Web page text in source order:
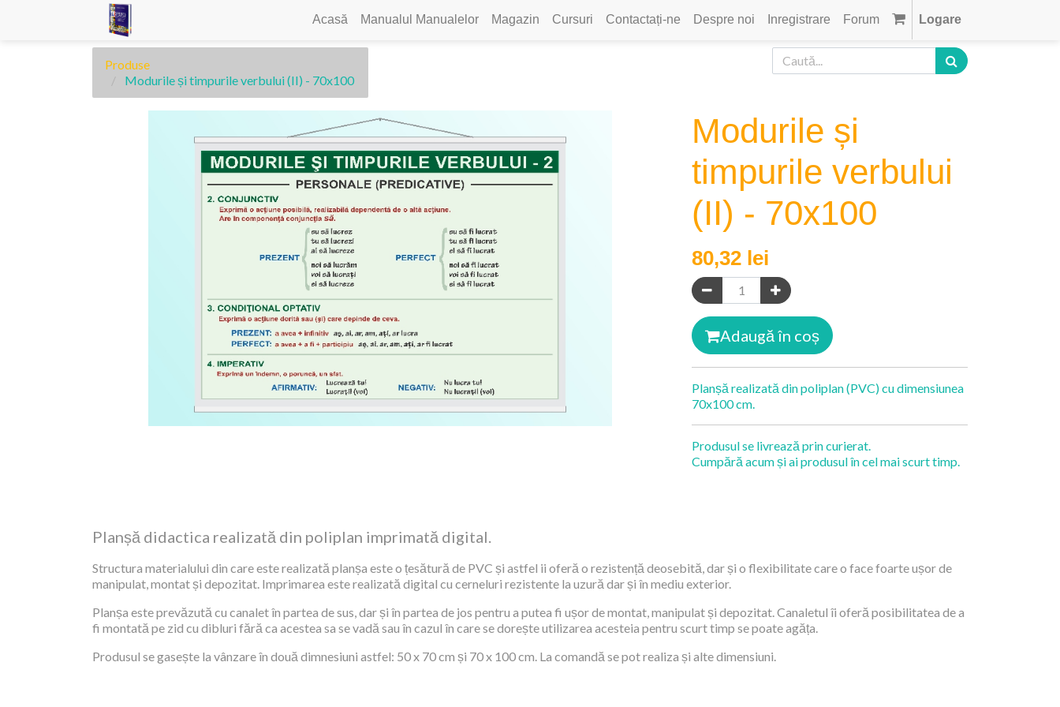
Acasă Manualul Manualelor Magazin Cursuri Contactați-ne Despre noi Inregistrare Forum Logare
Produse
Modurile și timpurile verbului (II) - 70x100
Modurile și
timpurile verbului
(II) - 70x100
80,32 lei
Adaugă în coș
Planșă realizată din poliplan (PVC) cu dimensiunea
70x100 cm.
Produsul se livrează prin curierat.
Cumpără acum și ai produsul în cel mai scurt timp.
Planșă didactica realizată din poliplan imprimată digital.
Structura materialului din care este realizată planșa este o țesătură de PVC și astfel ii oferă o rezistență deosebită, dar și o flexibilitate care o face foarte ușor de
manipulat, montat și depozitat. Imprimarea este realizată digital cu cerneluri rezistente la uzură dar și în mediu exterior.
Planșa este prevăzută cu canalet în partea de sus, dar și în partea de jos pentru a putea fi ușor de montat, manipulat și depozitat. Canaletul îi oferă posibilitatea de a
fi montată pe zid cu dibluri fără ca acestea sa se vadă sau în cazul în care se dorește utilizarea acesteia pentru scurt timp se poate agăța.
Produsul se gasește la vânzare în două dimnesiuni astfel: 50 x 70 cm și 70 x 100 cm. La comandă se pot realiza și alte dimensiuni.